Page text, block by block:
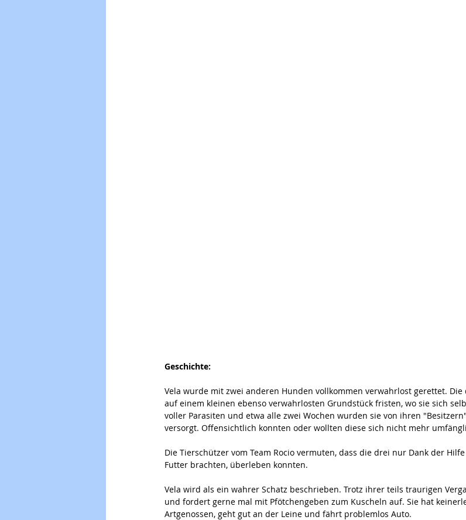
Geschichte:
Vela wurde mit zwei anderen Hunden vollkommen verwahrlost gerettet.
auf einem kleinen ebenso verwahrlosten Grundstück fristen, wo sie sich
voller Parasiten und etwa alle zwei Wochen wurden sie von ihren
versorgt. Offensichtlich konnten oder wollten diese sich nicht mehr
Die Tierschützer vom Team Rocio vermuten, dass die drei nur Dank der
Futter brachten, überleben konnten.
Vela wird als ein wahrer Schatz beschrieben. Trotz ihrer teils traurigen
und fordert gerne mal mit Pfötchengeben zum Kuscheln auf. Sie hat
Artgenossen, geht gut an der Leine und fährt problemlos Auto.